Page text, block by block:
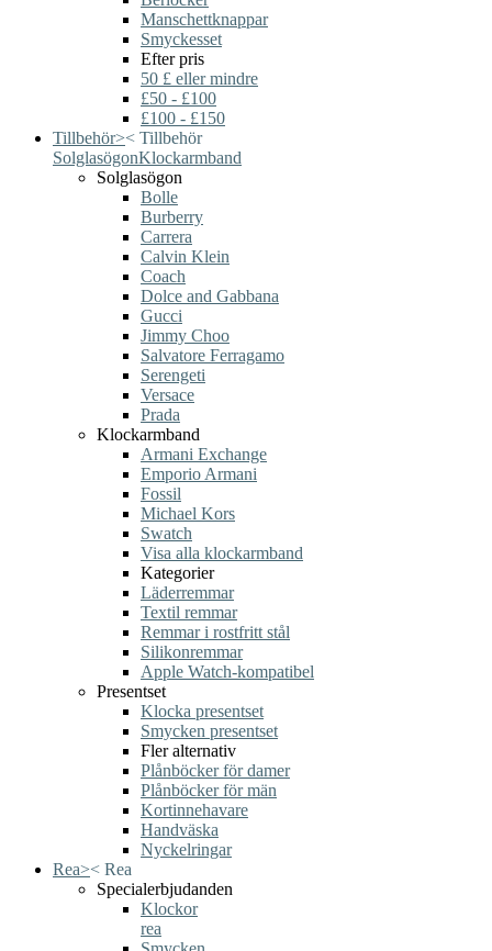
Manschettknappar
Smyckesset
Efter pris
50 £ eller mindre
£50 - £100
£100 - £150
Tillbehör>< Tillbehör
SolglasögonKlockarmband
Solglasögon
Bolle
Burberry
Carrera
Calvin Klein
Coach
Dolce and Gabbana
Gucci
Jimmy Choo
Salvatore Ferragamo
Serengeti
Versace
Prada
Klockarmband
Armani Exchange
Emporio Armani
Fossil
Michael Kors
Swatch
Visa alla klockarmband
Kategorier
Läderremmar
Textil remmar
Remmar i rostfritt stål
Silikonremmar
Apple Watch-kompatibel
Presentset
Klocka presentset
Smycken presentset
Fler alternativ
Plånböcker för damer
Plånböcker för män
Kortinnehavare
Handväska
Nyckelringar
Rea>< Rea
Specialerbjudanden
Klockor
rea